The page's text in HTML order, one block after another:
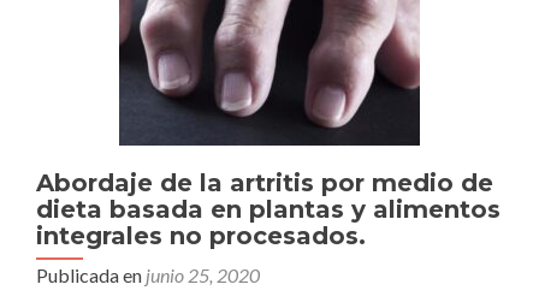
Abordaje de la artritis por medio de
dieta basada en plantas y alimentos
integrales no procesados.
Publicada en junio 25, 2020